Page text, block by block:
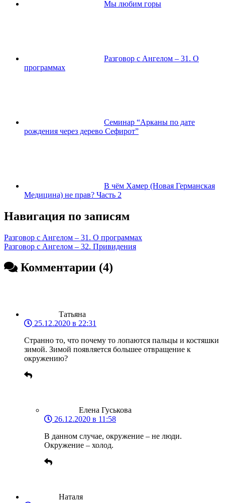
Мы любим горы
Разговор с Ангелом – 31. О
программах
Семинар “Арканы по дате
рождения через дерево Сефирот”
В чём Хамер (Новая Германская
Медицина) не прав? Часть 2
Навигация по записям
Разговор с Ангелом – 31. О программах
Разговор с Ангелом – 32. Привидения
Комментарии (4)
Татьяна
25.12.2020 в 22:31
Странно то, что почему то лопаются пальцы и костяшки
зимой. Зимой появляется большее отвращение к
окружению?
Елена Гуськова
26.12.2020 в 11:58
В данном случае, окружение – не люди.
Окружение – холод.
Наталя